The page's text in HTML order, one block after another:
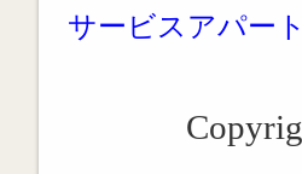
サービスアパー